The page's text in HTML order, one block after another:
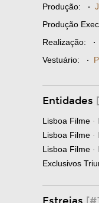
Produção: ·
Produção
Realização: ·
Vestuário: ·
Entidades
Lisboa Filme ·
Lisboa Filme
Lisboa Filme ·
Exclusivos